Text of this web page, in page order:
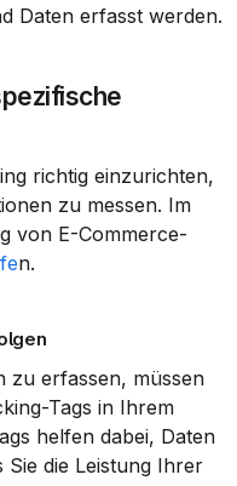
Daten erfasst werden.
richtig einzurichten,
zu messen. Im
von E-Commerce-
n.
zu erfassen, müssen
Tags in Ihrem
helfen dabei, Daten
Sie die Leistung Ihrer